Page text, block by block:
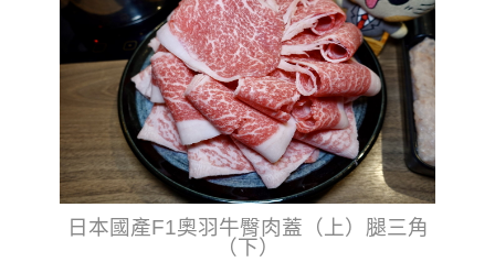
日本國產F1奧羽牛臀肉蓋（上）腿三角
（下）